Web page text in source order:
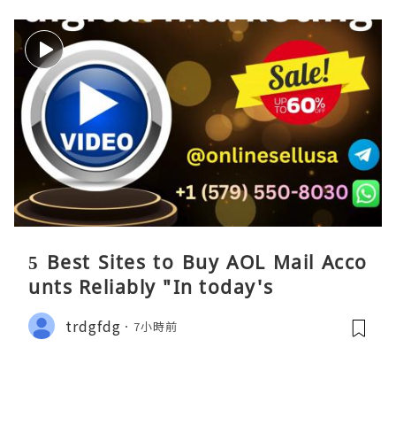
5 Best Sites to Buy AOL Mail Acco
unts Reliably "In today's
trdgfdg 7小時前